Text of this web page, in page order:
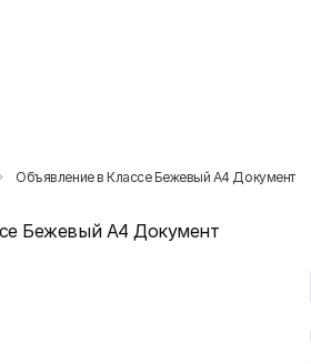
Объявление в Классе Бежевый A4 Документ